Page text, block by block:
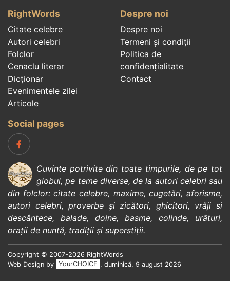
RightWords
Citate celebre
Autori celebri
Folclor
Cenaclu literar
Dicționar
Evenimentele zilei
Articole
Despre noi
Despre noi
Termeni și condiții
Politica de
confidenţialitate
Contact
Social pages
Cuvinte potrivite din toate timpurile, de pe tot
globul, pe teme diverse, de la autori celebrisau
din folclor:citate celebre, maxime,cugetări,aforisme,
autori celebri,proverbe și zicători, ghicitori, vrăji si
descântece, balade, doine, basme, colinde, urături,
orații de nuntă, tradiții și superstiții.
Copyright © 2007-2026 RightWords
Web Design by
YourCHOICE , duminică, 9 august 2026